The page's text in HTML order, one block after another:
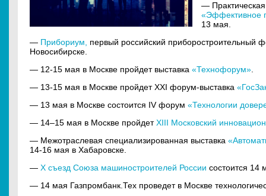
—
«Эффективное
13 мая.
— Прибориум,
первый российский приборостроительный
Новосибирске.
— 12-15 мая в Москве пройдет выставка «Технофорум»
— 13-15 мая в Москве пройдет XXI форум-выставка
— 13 мая в Москве состоится IV форум «Технологии
— 14–15 мая в Москве пройдетXIII Московский
— Межотраслевая специализированная выставка
14-16 мая в Хабаровске.
— X съезд Союза машиностроителей России состоится 14
— 14 мая Газпромбанк.Тех проведет в Москве